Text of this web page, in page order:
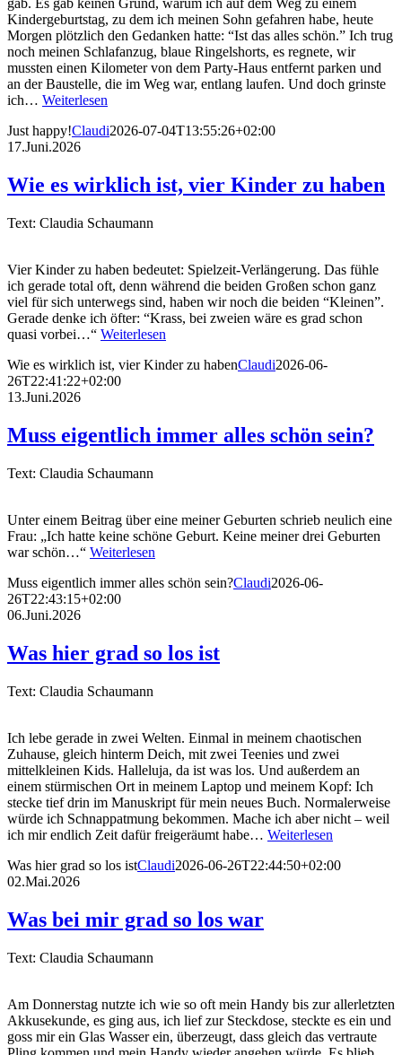
gab. Es gab keinen Grund, warum ich auf dem Weg zu einem
Kindergeburtstag, zu dem ich meinen Sohn gefahren habe, heute
Morgen plötzlich den Gedanken hatte: “Ist das alles schön.” Ich trug
noch meinen Schlafanzug, blaue Ringelshorts, es regnete, wir
mussten einen Kilometer von dem Party-Haus entfernt parken und
an der Baustelle, die im Weg war, entlang laufen. Und doch grinste
ich… Weiterlesen
Just happy!Claudi2026-07-04T13:55:26+02:00
17.Juni.2026
Wie es wirklich ist, vier Kinder zu haben
Text: Claudia Schaumann
Vier Kinder zu haben bedeutet: Spielzeit-Verlängerung. Das fühle
ich gerade total oft, denn während die beiden Großen schon ganz
viel für sich unterwegs sind, haben wir noch die beiden “Kleinen”.
Gerade denke ich öfter: “Krass, bei zweien wäre es grad schon
quasi vorbei…“ Weiterlesen
Wie es wirklich ist, vier Kinder zu habenClaudi2026-06-
26T22:41:22+02:00
13.Juni.2026
Muss eigentlich immer alles schön sein?
Text: Claudia Schaumann
Unter einem Beitrag über eine meiner Geburten schrieb neulich eine
Frau: „Ich hatte keine schöne Geburt. Keine meiner drei Geburten
war schön…“ Weiterlesen
Muss eigentlich immer alles schön sein?Claudi2026-06-
26T22:43:15+02:00
06.Juni.2026
Was hier grad so los ist
Text: Claudia Schaumann
Ich lebe gerade in zwei Welten. Einmal in meinem chaotischen
Zuhause, gleich hinterm Deich, mit zwei Teenies und zwei
mittelkleinen Kids. Halleluja, da ist was los. Und außerdem an
einem stürmischen Ort in meinem Laptop und meinem Kopf: Ich
stecke tief drin im Manuskript für mein neues Buch. Normalerweise
würde ich Schnappatmung bekommen. Mache ich aber nicht – weil
ich mir endlich Zeit dafür freigeräumt habe… Weiterlesen
Was hier grad so los istClaudi2026-06-26T22:44:50+02:00
02.Mai.2026
Was bei mir grad so los war
Text: Claudia Schaumann
Am Donnerstag nutzte ich wie so oft mein Handy bis zur allerletzten
Akkusekunde, es ging aus, ich lief zur Steckdose, steckte es ein und
goss mir ein Glas Wasser ein, überzeugt, dass gleich das vertraute